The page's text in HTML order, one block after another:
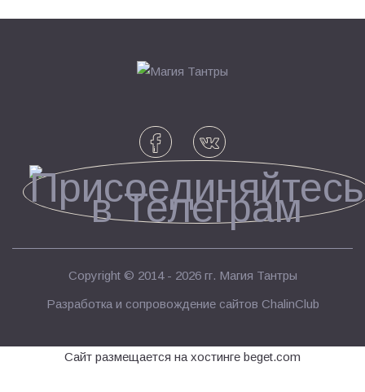
Copyright © 2014 - 2026 гг. Магия Тантры
Разработка и сопровождение сайтов ChalinClub
Сайт размещается на хостинге beget.com